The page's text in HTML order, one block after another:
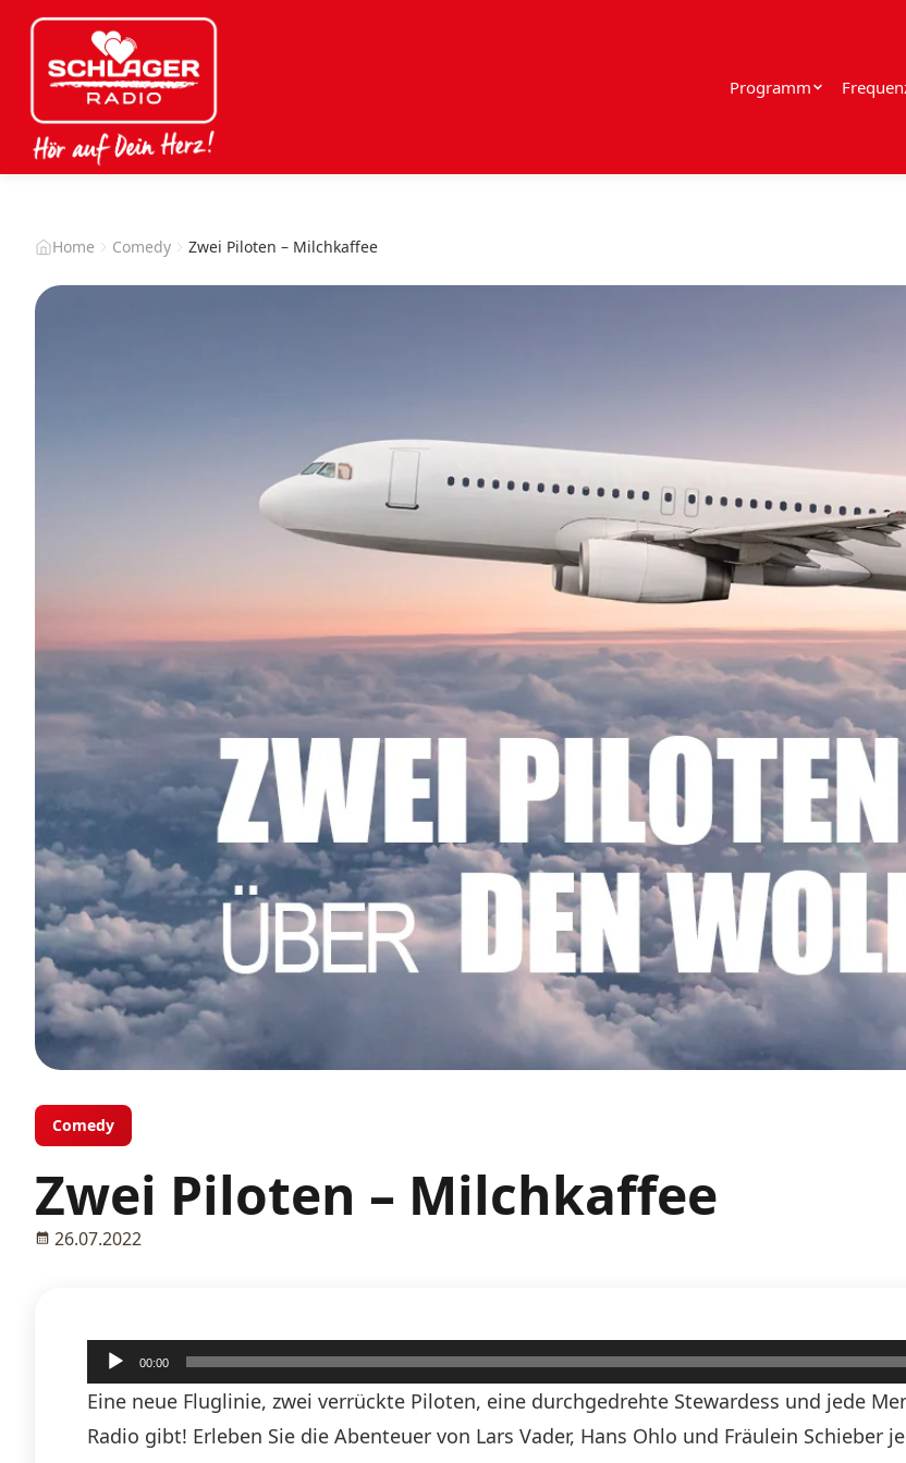
Programm
Home Comedy Zwei Piloten – Milchkaffee
Comedy
Zwei Piloten – Milchkaffee
26.07.2022
Audio-
Player
00:00
Eine neue Fluglinie, zwei verrückte Piloten, eine durchgedrehte Stewardess und jede
Radio gibt! Erleben Sie die Abenteuer von Lars Vader, Hans Ohlo und Fräulein Schieber